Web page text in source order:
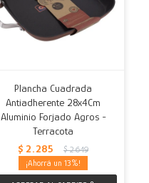
Plancha Cuadrada
Antiadherente 28x4Cm
Aluminio Forjado Agros -
Terracota
$ 2.285 $ 2.649
13